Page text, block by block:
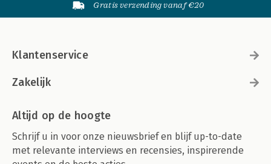
Gratis verzending vanaf €20
Klantenservice
Zakelijk
Altijd op de hoogte
Schrijf u in voor onze nieuwsbrief en blijf up-to-date
met relevante interviews en recensies, inspirerende